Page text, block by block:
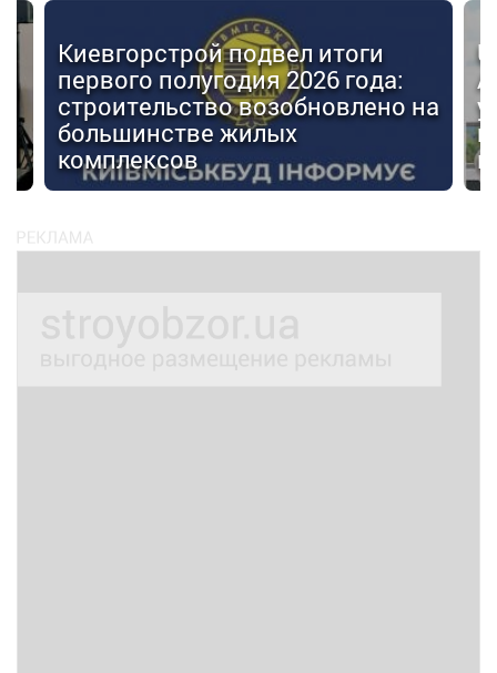
Киевгорстрой подвел итоги
первого полугодия 2026 года:
строительство возобновлено на
большинстве жилых
комплексов